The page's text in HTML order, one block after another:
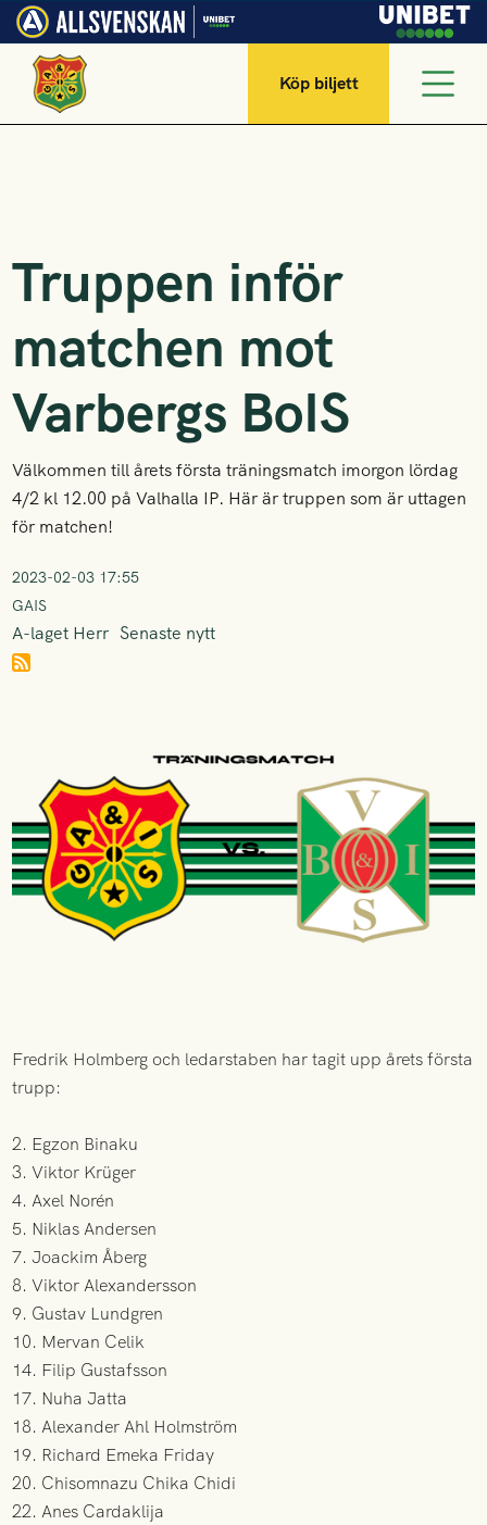
Köp biljett
Truppen inför
matchen mot
Varbergs BoIS
Välkommen till årets första träningsmatch imorgon lördag
4/2 kl 12.00 på Valhalla IP. Här är truppen som är uttagen
för matchen!
2023-02-03 17:55
GAIS
A-laget Herr Senaste nytt
Fredrik Holmberg och ledarstaben har tagit upp årets första
trupp:
2. Egzon Binaku
3. Viktor Krüger
4. Axel Norén
5. Niklas Andersen
7. Joackim Åberg
8. Viktor Alexandersson
9. Gustav Lundgren
10. Mervan Celik
14. Filip Gustafsson
17. Nuha Jatta
18. Alexander Ahl Holmström
19. Richard Emeka Friday
20. Chisomnazu Chika Chidi
22. Anes Cardaklija